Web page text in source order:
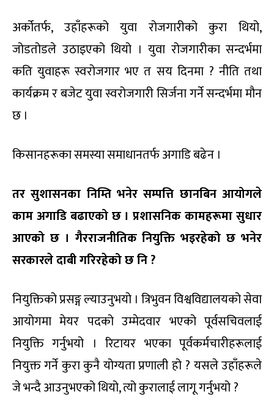
अर्कोतर्फ, उहाँहरूको युवा रोजगारीको कुरा थियो,
जोडतोडले उठाइएको थियो । युवा रोजगारीका सन्दर्भमा
कति युवाहरू स्वरोजगार भए त सय दिनमा ? नीति तथा
कार्यक्रम र बजेट युवा स्वरोजगारी सिर्जना गर्ने सन्दर्भमा मौन
छ ।
किसानहरूका समस्या समाधानतर्फ अगाडि बढेन ।
तर सुशासनका निम्ति भनेर सम्पत्ति छानबिन आयोगले
काम अगाडि बढाएको छ । प्रशासनिक कामहरूमा सुधार
आएको छ । गैरराजनीतिक नियुक्ति भइरहेको छ भनेर
सरकारले दाबी गरिरहेको छ नि ?
नियुक्तिको प्रसङ्ग ल्याउनुभयो । त्रिभुवन विश्वविद्यालयको सेवा
आयोगमा मेयर पदको उम्मेदवार भएको पूर्वसचिवलाई
नियुक्ति गर्नुभयो । रिटायर भएका पूर्वकर्मचारीहरूलाई
नियुक्त गर्ने कुरा कुनै योग्यता प्रणाली हो ? यसले उहाँहरूले
जे भन्दै आउनुभएको थियो, त्यो कुरालाई लागू गर्नुभयो ?